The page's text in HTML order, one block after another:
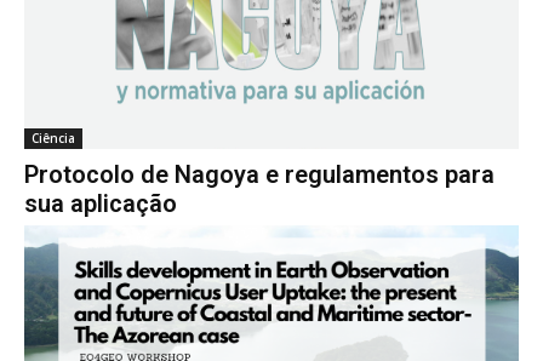
Ciência
Protocolo de Nagoya e regulamentos para
sua aplicação